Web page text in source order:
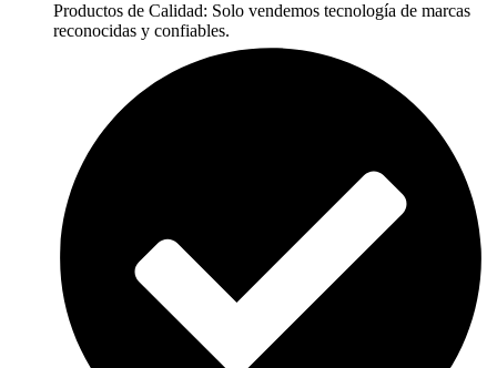
Productos de Calidad: Solo vendemos tecnología de marcas
reconocidas y confiables.